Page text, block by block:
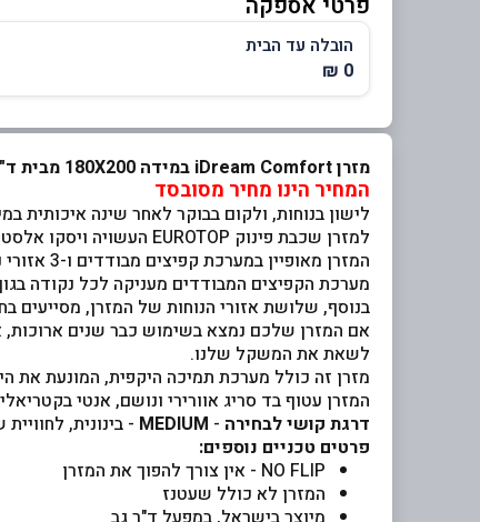
הובלה עד הבית
0 ₪
מזרן iDream Comfort במידה 180X200 מבית ד"ר גב - החברה הגדולה והותיקה בישראל למוצרי בריאות, נוחות ואיכות חיים
המחיר הינו מחיר מסובסד
לישון בנוחות, ולקום בבוקר לאחר שינה
למזרן שכבת פינוק EUROTOP העשויה ויסקו אלסטי - חומר נעים ומלטף בעל תכונות זיכרון, כך שתיהנו מחוויית שינה מפנקת ותומכת כאחד.
המזרן מאופיין במערכת קפיצים מבודדים ו-3 אזורי נוחות, כל אחד מהקפיצים עטוף בכיס בד נפרד, מה שמעניק לו את היכולת לפעול באופן עצמאי וללא כל תלות בשאר הקפיצים.
מערכת הקפיצים המבודדים מעניקה לכל נקודה
בנוסף, שלושת אזורי הנוחות של המזרן, מסייעים
אם המזרן שלכם נמצא בשימוש כבר שנים ארוכות,
לשאת את המשקל שלנו.
מזרן זה כולל מערכת תמיכה היקפית, המונעת את
המזרן עטוף בד סריג אוורירי ונושם, אנטי
דרגת קושי לבחירה -
MEDIUM - בינונית,
פרטים טכניים נוספים:
NO FLIP - אין צורך להפוך את המזרן
המזרן לא כולל שעטנז